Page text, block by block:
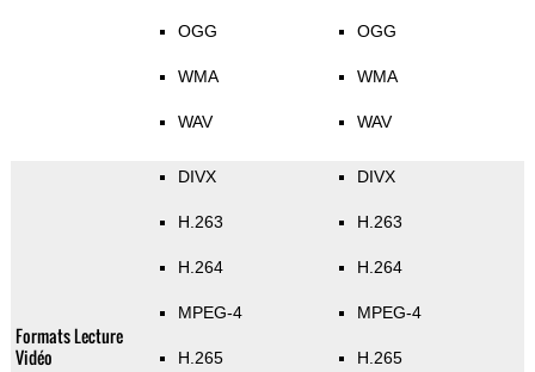
OGG
WMA
WAV
OGG
WMA
WAV
Formats Lecture
Vidéo
DIVX
H.263
H.264
MPEG-4
H.265
DIVX
H.263
H.264
MPEG-4
H.265